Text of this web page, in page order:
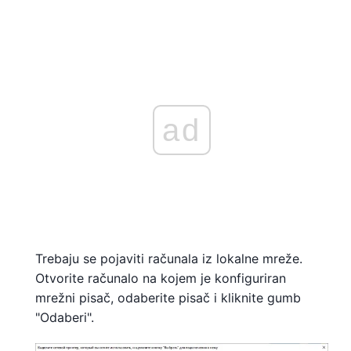
ad
Trebaju se pojaviti računala iz lokalne mreže.
Otvorite računalo na kojem je konfiguriran
mrežni pisač, odaberite pisač i kliknite gumb
"Odaberi".